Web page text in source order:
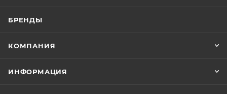
БРЕНДЫ
КОМПАНИЯ
ИНФОРМАЦИЯ